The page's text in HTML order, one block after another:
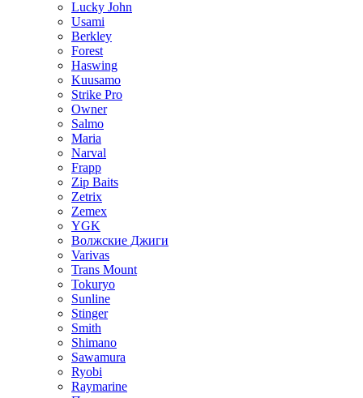
Lucky John
Usami
Berkley
Forest
Haswing
Kuusamo
Strike Pro
Owner
Salmo
Maria
Narval
Frapp
Zip Baits
Zetrix
Zemex
YGK
Волжские Джиги
Varivas
Trans Mount
Tokuryo
Sunline
Stinger
Smith
Shimano
Sawamura
Ryobi
Raymarine